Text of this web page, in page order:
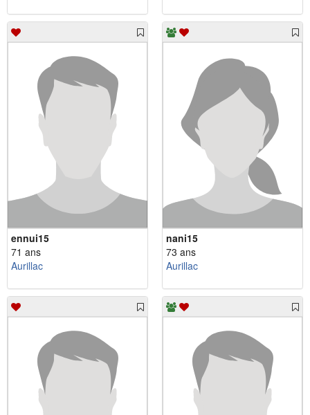
ennui15
71 ans
Aurillac
nani15
73 ans
Aurillac